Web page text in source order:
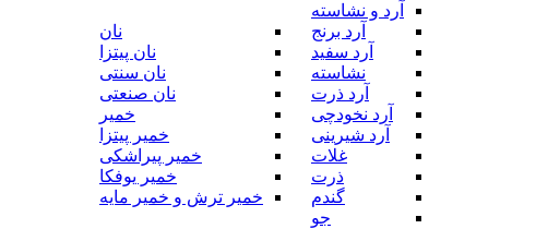
آرد و نشاسته
آرد برنج
آرد سفید
نشاسته
آرد ذرت
آرد نخودچی
آرد شیرینی
غلات
ذرت
گندم
جو
نان
نان پیتزا
نان سنتی
نان صنعتی
خمیر
خمیر پیتزا
خمیر پیراشکی
خمیر یوفکا
خمیر ترش و خمیر مایه